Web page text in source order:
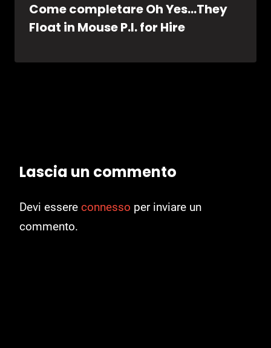
Come completare Oh Yes…They
Float in Mouse P.I. for Hire
Lascia un commento
Devi essere connesso per inviare un
commento.